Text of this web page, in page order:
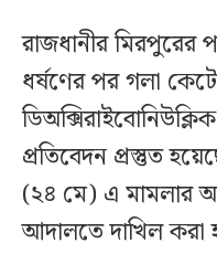
রাজধানীর মিরপুরের
ধর্ষণের পর গলা
প্রতিবেদন প্রস্তুত
(২৪ মে) এ মামলার
আদালতে দাখিল করা